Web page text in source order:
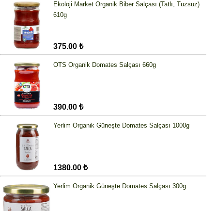
Ekoloji Market Organik Biber Salçası (Tatlı, Tuzsuz)
610g
375.00 ₺
OTS Organik Domates Salçası 660g
390.00 ₺
Yerlim Organik Güneşte Domates Salçası 1000g
1380.00 ₺
Yerlim Organik Güneşte Domates Salçası 300g